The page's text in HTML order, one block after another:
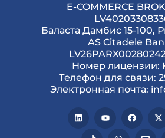
E-COMMERCE
Баласта Дамбис 15-100,
AS Citadele
Номер лицензии:
Телефон для связи:
Электронная почта: